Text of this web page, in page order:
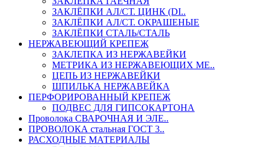
ЗАКЛЁПКИ АЛ/СТ. ЦИНК (DI..
ЗАКЛЁПКИ АЛ/СТ. ОКРАШЕНЫЕ
ЗАКЛЁПКИ СТАЛЬ/СТАЛЬ
НЕРЖАВЕЮЩИЙ КРЕПЕЖ
ЗАКЛЕПКА ИЗ НЕРЖАВЕЙКИ
МЕТРИКА ИЗ НЕРЖАВЕЮЩИХ МЕ..
ЦЕПЬ ИЗ НЕРЖАВЕЙКИ
ШПИЛЬКА НЕРЖАВЕЙКА
ПЕРФОРИРОВАННЫЙ КРЕПЕЖ
ПОДВЕС ДЛЯ ГИПСОКАРТОНА
Проволока СВАРОЧНАЯ И ЭЛЕ..
ПРОВОЛОКА стальная ГОСТ 3..
РАСХОДНЫЕ МАТЕРИАЛЫ